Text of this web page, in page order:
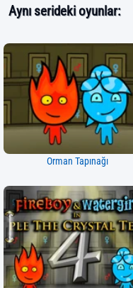
Aynı serideki oyunlar:
Orman Tapınağı